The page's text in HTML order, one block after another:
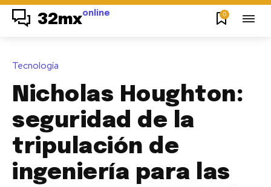
32mxonline 0
Tecnología
Nicholas Houghton:
seguridad de la
tripulación de
ingeniería para las